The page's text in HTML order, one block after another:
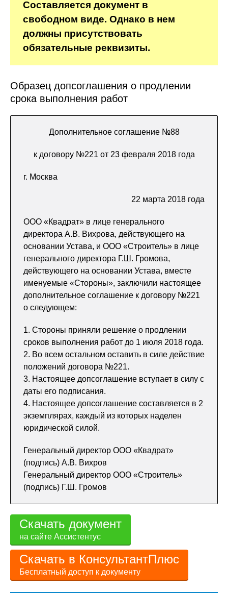
Составляется документ в
свободном виде. Однако в нем
должны присутствовать
обязательные реквизиты.
Образец допсоглашения о продлении
срока выполнения работ
Дополнительное соглашение №88
к договору №221 от 23 февраля 2018 года
г. Москва
22 марта 2018 года
ООО «Квадрат» в лице генерального
директора А.В. Вихрова, действующего на
основании Устава, и ООО «Строитель» в лице
генерального директора Г.Ш. Громова,
действующего на основании Устава, вместе
именуемые «Стороны», заключили настоящее
дополнительное соглашение к договору №221
о следующем:
1. Стороны приняли решение о продлении
сроков выполнения работ до 1 июля 2018 года.
2. Во всем остальном оставить в силе действие
положений договора №221.
3. Настоящее допсоглашение вступает в силу с
даты его подписания.
4. Настоящее допсоглашение составляется в 2
экземплярах, каждый из которых наделен
юридической силой.
Генеральный директор ООО «Квадрат»
(подпись) А.В. Вихров
Генеральный директор ООО «Строитель»
(подпись) Г.Ш. Громов
Скачать документ
на сайте Ассистентус
Скачать в КонсультантПлюс
Бесплатный доступ к документу